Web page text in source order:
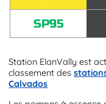
SP95
Station ElanVally est
classement des
Calvados